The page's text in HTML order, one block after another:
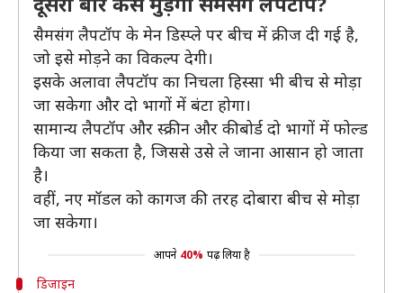
सैमसंग लैपटॉप के मेन डिस्प्ले पर बीच में क्रीज दी गई है,
जो इसे मोड़ने का विकल्प देगी।
इसके अलावा लैपटॉप का निचला हिस्सा भी बीच से मोड़ा
जा सकेगा और दो भागों में बंटा होगा।
सामान्य लैपटॉप और स्क्रीन और कीबोर्ड दो भागों में फोल्ड
किया जा सकता है, जिससे उसे ले जाना आसान हो जाता
है।
वहीं, नए मॉडल को कागज की तरह दोबारा बीच से मोड़ा
जा सकेगा।
आपने 40% पढ़ लिया है
डिजाइन